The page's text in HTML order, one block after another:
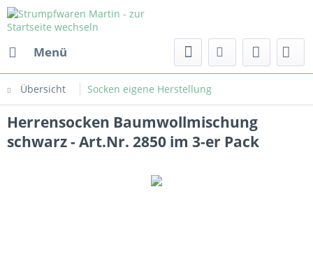
Menü
Übersicht Socken eigene Herstellung
Herrensocken Baumwollmischung
schwarz - Art.Nr. 2850 im 3-er Pack